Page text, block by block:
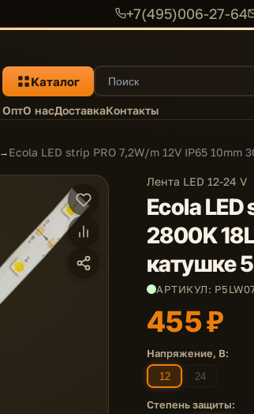
+7(495)006-27-64
Каталог
ОптО насДоставкаКонтакты
→ Ecola LED strip PRO 7,2W/m 12V IP65
Лента LED 12-24 V
Ecola
2800K
катушке
АРТИКУЛ:
455 ₽
Напряжение, В:
12 24
Степень защиты: